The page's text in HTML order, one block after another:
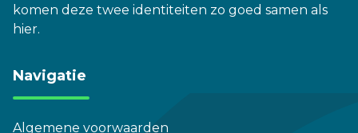
komen deze twee identiteiten zo goed samen als
hier.
Navigatie
Algemene voorwaarden